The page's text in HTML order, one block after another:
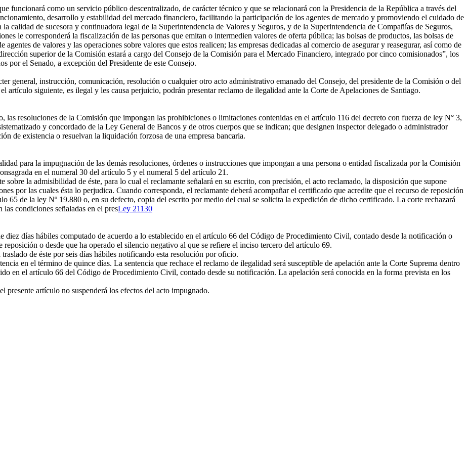
funcionará como un servicio público descentralizado, de carácter técnico y que se relacionará con la Presidencia de la República a través del
desarrollo y estabilidad del mercado financiero, facilitando la participación de los agentes de mercado y promoviendo el cuidado de
calidad de sucesora y continuadora legal de la Superintendencia de Valores y Seguros, y de la Superintendencia de Compañías de Seguros,
le corresponderá la fiscalización de las personas que emitan o intermedien valores de oferta pública; las bolsas de productos, las bolsas de
de valores y las operaciones sobre valores que estos realicen; las empresas dedicadas al comercio de asegurar y reasegurar, así como de
superior de la Comisión estará a cargo del Consejo de la Comisión para el Mercado Financiero, integrado por cinco comisionados”, los
por el Senado, a excepción del Presidente de este Consejo.
general, instrucción, comunicación, resolución o cualquier otro acto administrativo emanado del Consejo, del presidente de la Comisión o del
artículo siguiente, es ilegal y les causa perjuicio, podrán presentar reclamo de ilegalidad ante la Corte de Apelaciones de Santiago.
las resoluciones de la Comisión que impongan las prohibiciones o limitaciones contenidas en el artículo 116 del decreto con fuerza de ley N° 3,
y concordado de la Ley General de Bancos y de otros cuerpos que se indican; que designen inspector delegado o administrador
de existencia o resuelvan la liquidación forzosa de una empresa bancaria.
para la impugnación de las demás resoluciones, órdenes o instrucciones que impongan a una persona o entidad fiscalizada por la Comisión
en el numeral 30 del artículo 5 y el numeral 5 del artículo 21.
la admisibilidad de éste, para lo cual el reclamante señalará en su escrito, con precisión, el acto reclamado, la disposición que supone
por las cuales ésta lo perjudica. Cuando corresponda, el reclamante deberá acompañar el certificado que acredite que el recurso de reposición
65 de la ley Nº 19.880 o, en su defecto, copia del escrito por medio del cual se solicita la expedición de dicho certificado. La corte rechazará
condiciones señaladas en el presLey 21130
días hábiles computado de acuerdo a lo establecido en el artículo 66 del Código de Procedimiento Civil, contado desde la notificación o
o desde que ha operado el silencio negativo al que se refiere el inciso tercero del artículo 69.
de éste por seis días hábiles notificando esta resolución por oficio.
en el término de quince días. La sentencia que rechace el reclamo de ilegalidad será susceptible de apelación ante la Corte Suprema dentro
en el artículo 66 del Código de Procedimiento Civil, contado desde su notificación. La apelación será conocida en la forma prevista en los
artículo no suspenderá los efectos del acto impugnado.